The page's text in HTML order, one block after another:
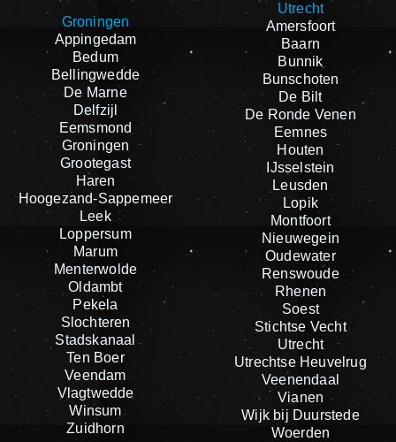
Groningen
Appingedam
Bedum
Bellingwedde
De Marne
Delfzijl
Eemsmond
Groningen
Grootegast
Haren
Hoogezand-Sappemeer
Leek
Loppersum
Marum
Menterwolde
Oldambt
Pekela
Slochteren
Stadskanaal
Ten Boer
Veendam
Vlagtwedde
Winsum
Zuidhorn
Utrecht
Amersfoort
Baarn
Bunnik
Bunschoten
De Bilt
De Ronde Venen
Eemnes
Houten
IJsselstein
Leusden
Lopik
Montfoort
Nieuwegein
Oudewater
Renswoude
Rhenen
Soest
Stichtse Vecht
Utrecht
Utrechtse Heuvelrug
Veenendaal
Vianen
Wijk bij Duurstede
Woerden